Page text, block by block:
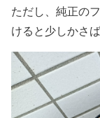
ただし、純正の
けると少しかさば